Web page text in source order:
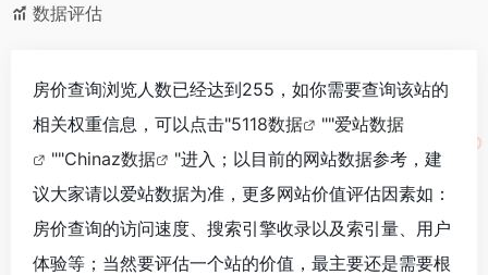
数据评估
房价查询浏览人数已经达到255，如你需要查询该站的
相关权重信息，可以点击"5118数据 ""爱站数据
""Chinaz数据
"进入；以目前的网站数据参考，建
议大家请以爱站数据为准，更多网站价值评估因素如：
房价查询的访问速度、搜索引擎收录以及索引量、用户
体验等；当然要评估一个站的价值，最主要还是需要根